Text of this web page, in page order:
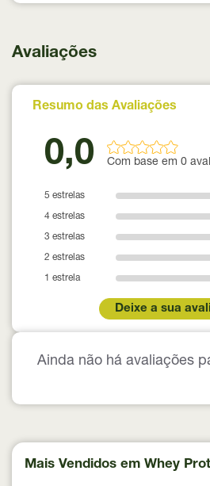
Avaliações
Resumo das Avaliações
0,0 Com base em 0
5 estrelas
4 estrelas
3 estrelas
2 estrelas
1 estrela
Deixe a sua
Ainda não há avaliações
Mais Vendidos em Whey